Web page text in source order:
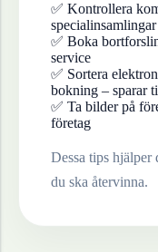
✅ Kontrollera
specialinsamlingar
✅ Boka
service
✅ Sortera
bokning – sparar
✅ Ta bilder på
företag
Dessa tips hjälper
du ska återvinna.